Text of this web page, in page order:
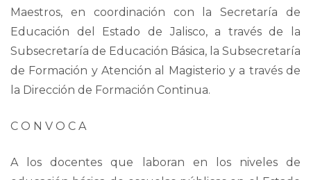
Maestros, en coordinación con la Secretaría de
Educación del Estado de Jalisco, a través de la
Subsecretaría de Educación Básica, la Subsecretaría
de Formación y Atención al Magisterio y a través de
la Dirección de Formación Continua.
C O N V O C A
A los docentes que laboran en los niveles de